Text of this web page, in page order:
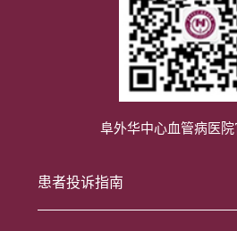
阜外华中心血管病医
患者投诉指南